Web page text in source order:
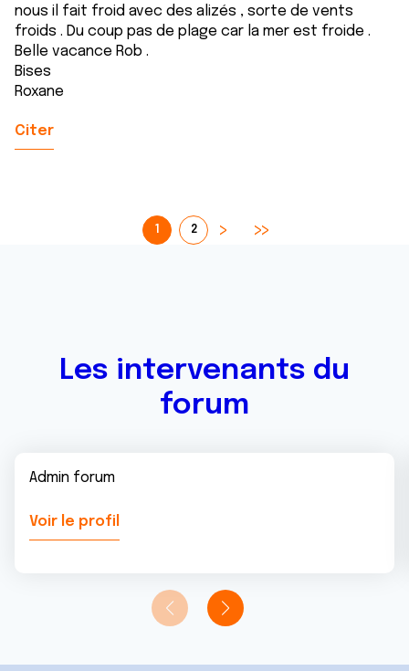
nous il fait froid avec des alizés , sorte de vents
froids . Du coup pas de plage car la mer est froide .
Belle vacance Rob .
Bises
Roxane
Citer
1 2
Les intervenants du
forum
Admin forum
Voir le profil